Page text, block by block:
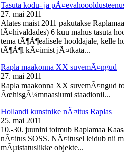
Tasuta kodu- ja
27. mai 2011
Alates maist 2011 pakutakse
lÃ¤hivaldades) 6 kuu mahus tasuta
tema tÃ¶Ã¶ealisele hooldajale, kelle
tÃ¶Ã¶l kÃ¤imist jÃ¤tkata...
Rapla maakonna XX suvemÃ¤ngud
27. mai 2011
Rapla maakonna XX suvemÃ¤ngud
ÃœhisgÃ¼mnaasiumi staadionil...
Hollandi kunstnike nÃ¤itus Raplas
25. mai 2011
10.-30. juunini toimub Raplamaa
nÃ¤itus SOSS. NÃ¤itusel leidub nii
mÃµistatuslikke objekte...